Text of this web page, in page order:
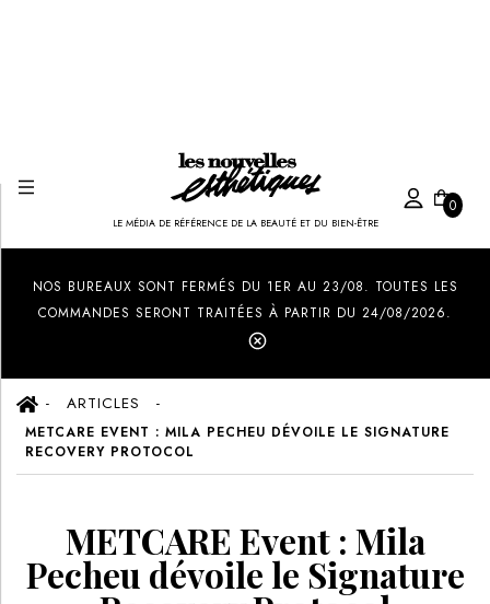
LE MÉDIA DE RÉFÉRENCE DE LA BEAUTÉ ET DU BIEN-ÊTRE
0
NOS BUREAUX SONT FERMÉS DU 1ER AU 23/08. TOUTES LES
COMMANDES SERONT TRAITÉES À PARTIR DU 24/08/2026.
ARTICLES
METCARE EVENT : MILA PECHEU DÉVOILE LE SIGNATURE
RECOVERY PROTOCOL
METCARE Event : Mila
Pecheu dévoile le Signature